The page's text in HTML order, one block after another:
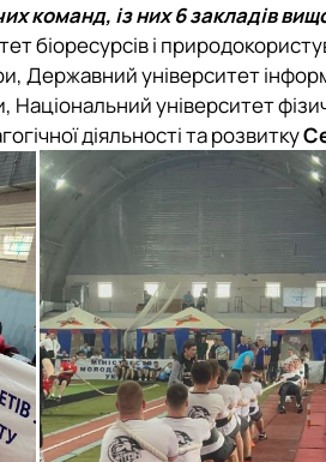
команд, із них 6 закладів
біоресурсів і
Державний університет
Національний університет
діяльності та розвитку